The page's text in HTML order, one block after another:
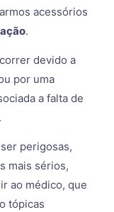
acessórios
.
devido a
por uma
a falta de
perigosas,
mais sérios,
ao médico, que
tópicas